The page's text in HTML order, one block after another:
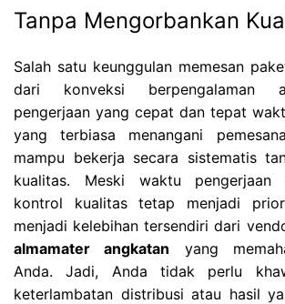
Tanpa Mengorbankan
Salah satu keunggulan memesan
dari konveksi berpengalaman
pengerjaan yang cepat dan tepat
yang terbiasa menangani
mampu bekerja secara sistematis
kualitas. Meski waktu pengerjaan
kontrol kualitas tetap menjadi
menjadi kelebihan tersendiri dari
almamater angkatan yang
Anda. Jadi, Anda tidak perlu
keterlambatan distribusi atau hasil